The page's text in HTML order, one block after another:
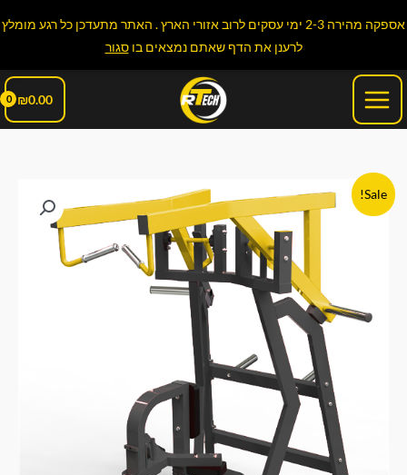
אספקה מהירה 2-3 ימי עסקים לרוב אזורי הארץ . האתר מתעדכן כל רגע מומלץ
לרענן את הדף שאתם נמצאים בוסגור
לתוכן
Main
Menu
₪0.00
Sale!
המחיר
המקורי
היה:
₪7,990.00.
המחיר
הנוכחי
הוא:
₪6,990.00.
כמות
של
RTECH